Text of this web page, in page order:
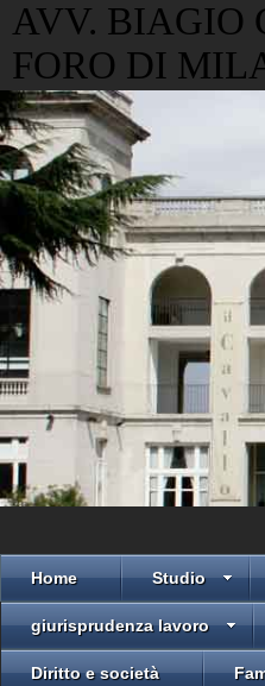
AVV. BIAGIO
FORO DI
Home Studio
giurisprudenza lavoro
Diritto e società